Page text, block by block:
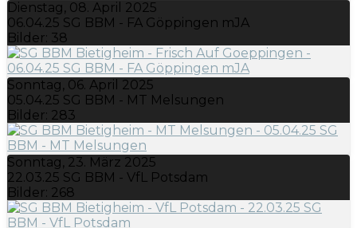
Dienstag, 08. April 2025
06.04.25 SG BBM - FA Göppingen mJA
Bilder: 38
Sonntag, 06. April 2025
05.04.25 SG BBM - MT Melsungen
Bilder: 283
Sonntag, 23. März 2025
22.03.25 SG BBM - VfL Potsdam
Bilder: 268